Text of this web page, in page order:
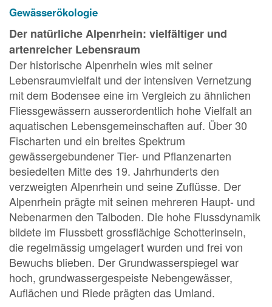
Gewässerökologie
Der natürliche Alpenrhein: vielfältiger und
artenreicher Lebensraum
Der historische Alpenrhein wies mit seiner
Lebensraumvielfalt und der intensiven Vernetzung
mit dem Bodensee eine im Vergleich zu ähnlichen
Fliessgewässern ausserordentlich hohe Vielfalt an
aquatischen Lebensgemeinschaften auf. Über 30
Fischarten und ein breites Spektrum
gewässergebundener Tier- und Pflanzenarten
besiedelten Mitte des 19. Jahrhunderts den
verzweigten Alpenrhein und seine Zuflüsse. Der
Alpenrhein prägte mit seinen mehreren Haupt- und
Nebenarmen den Talboden. Die hohe Flussdynamik
bildete im Flussbett grossflächige Schotterinseln,
die regelmässig umgelagert wurden und frei von
Bewuchs blieben. Der Grundwasserspiegel war
hoch, grundwassergespeiste Nebengewässer,
Auflächen und Riede prägten das Umland.